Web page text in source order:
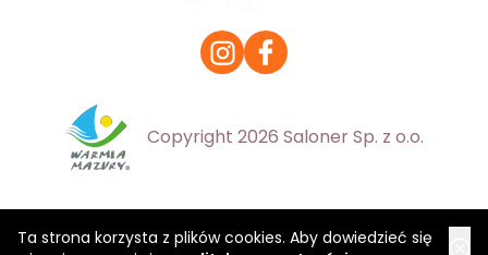
Ta strona korzysta z plików cookies. Aby dowiedzieć się
Copyright 2026 Saloner Sp. z o.o.